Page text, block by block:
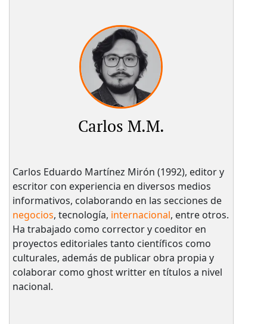
Carlos M.M.
Carlos Eduardo Martínez Mirón (1992), editor y
escritor con experiencia en diversos medios
informativos, colaborando en las secciones de
negocios, tecnología, internacional, entre otros.
Ha trabajado como corrector y coeditor en
proyectos editoriales tanto científicos como
culturales, además de publicar obra propia y
colaborar como ghost writter en títulos a nivel
nacional.